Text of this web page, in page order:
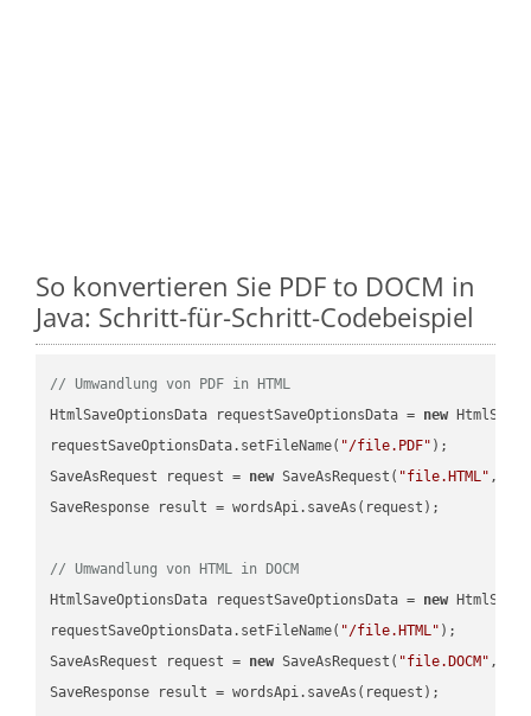
So konvertieren Sie PDF to DOCM in
Java: Schritt-für-Schritt-Codebeispiel
// Umwandlung von PDF in HTML
HtmlSaveOptionsData requestSaveOptionsData = new
requestSaveOptionsData.setFileName( "/file.PDF" );
SaveAsRequest request = new SaveAsRequest( "file.HTML"
SaveResponse result = wordsApi.saveAs(request);
// Umwandlung von HTML in DOCM
HtmlSaveOptionsData requestSaveOptionsData = new
requestSaveOptionsData.setFileName( "/file.HTML" );
SaveAsRequest request = new SaveAsRequest( "file.DOCM"